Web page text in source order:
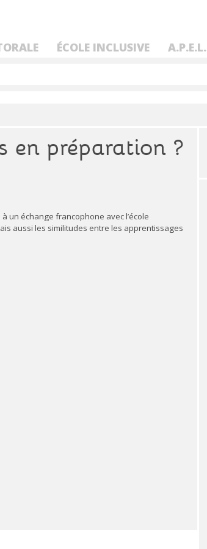
ÉCOLE INCLUSIVE A.P.E.L.
en préparation ?
un échange francophone avec l’école
aussi les similitudes entre les apprentissages